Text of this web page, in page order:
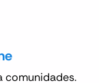
comunidades.